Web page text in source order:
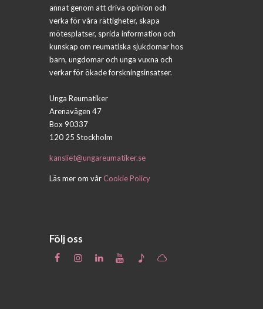
annat genom att driva opinion och
verka för våra rättigheter, skapa
mötesplatser, sprida information och
kunskap om reumatiska sjukdomar hos
barn, ungdomar och unga vuxna och
verkar för ökade forskningsinsatser.
Unga Reumatiker
Arenavägen 47
Box 90337
120 25 Stockholm
kansliet@ungareumatiker.se
Läs mer om vårCookie Policy
Följ oss